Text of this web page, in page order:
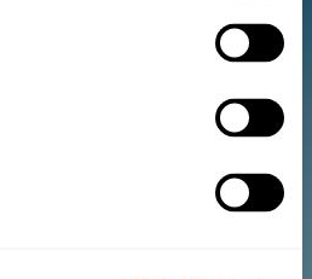
إنشاء تدريب مخصص
وثيقة الموافقة الإلكترونية (الدراسات)